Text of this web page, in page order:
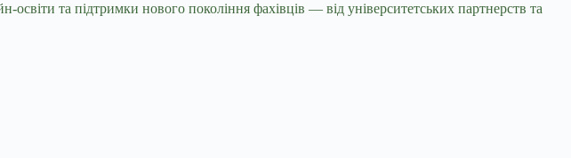
та підтримки нового покоління фахівців — від університетських партнерств та